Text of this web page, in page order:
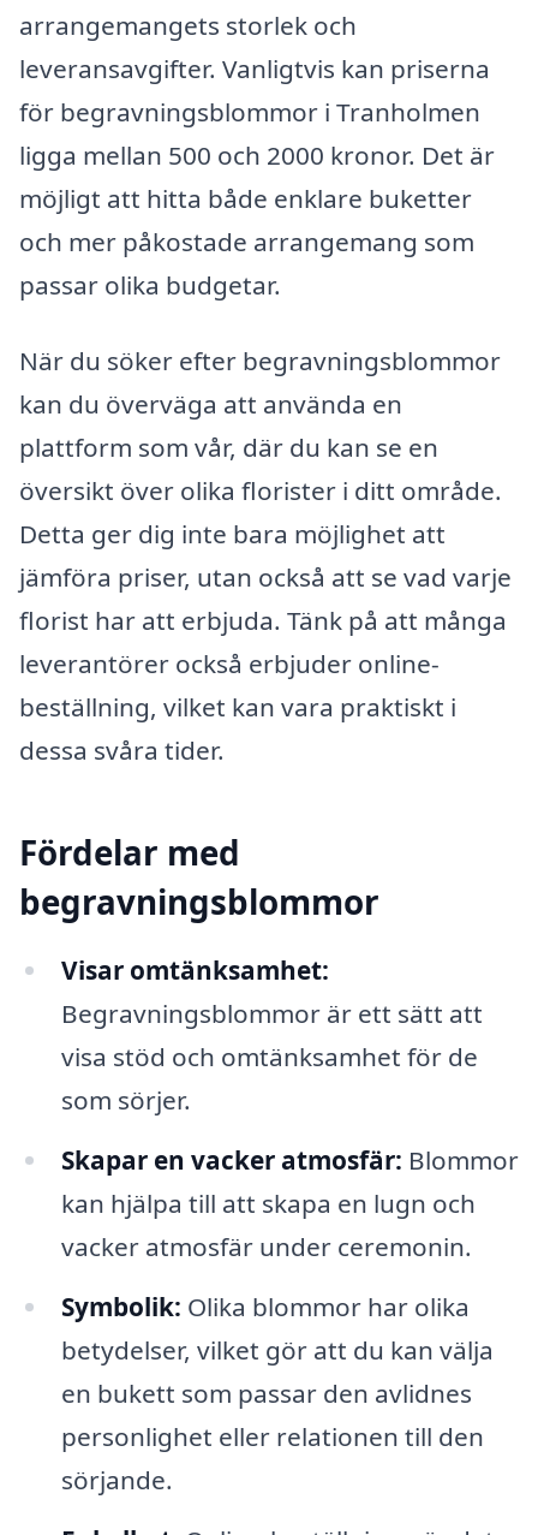
arrangemangets storlek och
leveransavgifter. Vanligtvis kan priserna
för begravningsblommor i Tranholmen
ligga mellan 500 och 2000 kronor. Det är
möjligt att hitta både enklare buketter
och mer påkostade arrangemang som
passar olika budgetar.
När du söker efter begravningsblommor
kan du överväga att använda en
plattform som vår, där du kan se en
översikt över olika florister i ditt område.
Detta ger dig inte bara möjlighet att
jämföra priser, utan också att se vad varje
florist har att erbjuda. Tänk på att många
leverantörer också erbjuder online-
beställning, vilket kan vara praktiskt i
dessa svåra tider.
Fördelar med
begravningsblommor
Visar omtänksamhet:
Begravningsblommor är ett sätt att
visa stöd och omtänksamhet för de
som sörjer.
Skapar en vacker atmosfär: Blommor
kan hjälpa till att skapa en lugn och
vacker atmosfär under ceremonin.
Symbolik: Olika blommor har olika
betydelser, vilket gör att du kan välja
en bukett som passar den avlidnes
personlighet eller relationen till den
sörjande.